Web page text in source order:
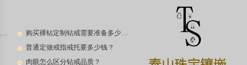
普通定做戒指戒托要多少钱？
肉眼怎么区分钻戒品质？